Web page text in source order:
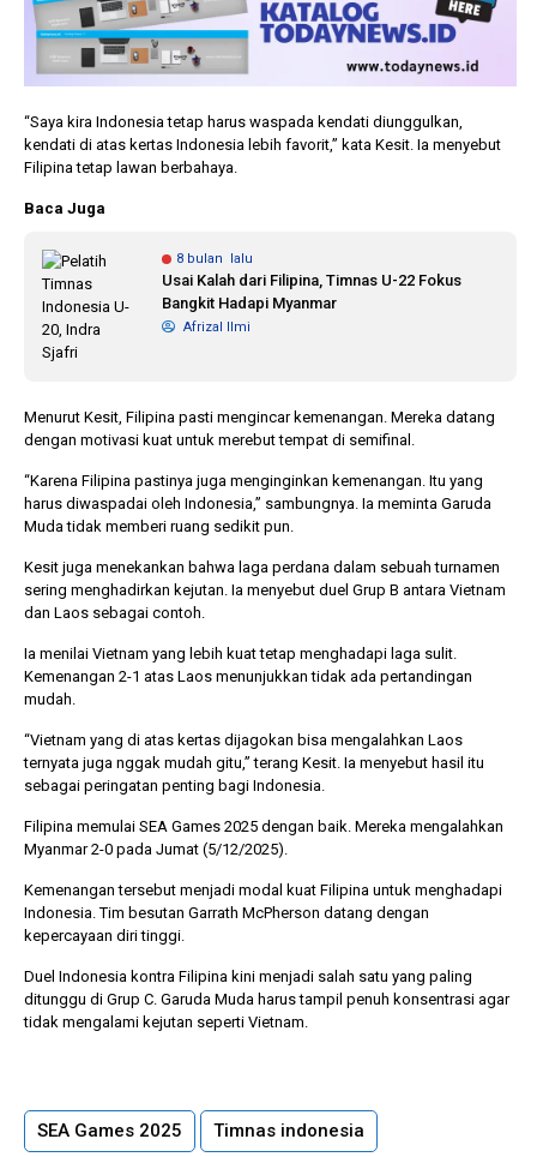
“Saya kira Indonesia tetap harus waspada kendati diunggulkan,
kendati di atas kertas Indonesia lebih favorit,” kata Kesit. Ia menyebut
Filipina tetap lawan berbahaya.
Baca Juga
8 bulan lalu
Usai Kalah dari Filipina, Timnas U-22 Fokus
Bangkit Hadapi Myanmar
Afrizal Ilmi
Menurut Kesit, Filipina pasti mengincar kemenangan. Mereka datang
dengan motivasi kuat untuk merebut tempat di semifinal.
“Karena Filipina pastinya juga menginginkan kemenangan. Itu yang
harus diwaspadai oleh Indonesia,” sambungnya. Ia meminta Garuda
Muda tidak memberi ruang sedikit pun.
Kesit juga menekankan bahwa laga perdana dalam sebuah turnamen
sering menghadirkan kejutan. Ia menyebut duel Grup B antara Vietnam
dan Laos sebagai contoh.
Ia menilai Vietnam yang lebih kuat tetap menghadapi laga sulit.
Kemenangan 2-1 atas Laos menunjukkan tidak ada pertandingan
mudah.
“Vietnam yang di atas kertas dijagokan bisa mengalahkan Laos
ternyata juga nggak mudah gitu,” terang Kesit. Ia menyebut hasil itu
sebagai peringatan penting bagi Indonesia.
Filipina memulai SEA Games 2025 dengan baik. Mereka mengalahkan
Myanmar 2-0 pada Jumat (5/12/2025).
Kemenangan tersebut menjadi modal kuat Filipina untuk menghadapi
Indonesia. Tim besutan Garrath McPherson datang dengan
kepercayaan diri tinggi.
Duel Indonesia kontra Filipina kini menjadi salah satu yang paling
ditunggu di Grup C. Garuda Muda harus tampil penuh konsentrasi agar
tidak mengalami kejutan seperti Vietnam.
SEA Games 2025 Timnas indonesia